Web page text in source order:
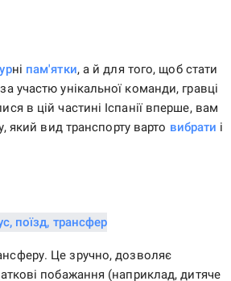
ні пам'ятки, а й для того, щоб стати
участю унікальної команди, гравці
в цій частині Іспанії вперше, вам
який вид транспорту варто вибрати і
Це зручно, дозволяє
побажання (наприклад, дитяче